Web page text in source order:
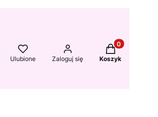
Ulubione Zaloguj się
Produkty w
Koszyk